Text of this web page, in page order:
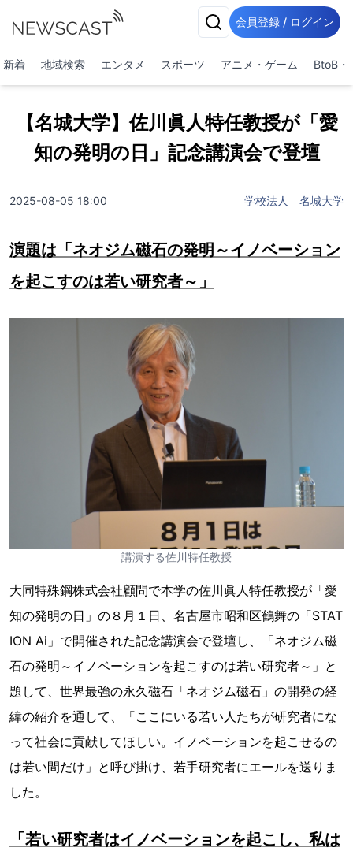
会員登録 / ログイン
新着 地域検索 エンタメ スポーツ アニメ・ゲーム BtoB・
【名城大学】佐川眞人特任教授が「愛
知の発明の日」記念講演会で登壇
2025-08-05 18:00 学校法人 名城大学
演題は「ネオジム磁石の発明～イノベーション
を起こすのは若い研究者～」
講演する佐川特任教授
大同特殊鋼株式会社顧問で本学の佐川眞人特任教授が「愛
知の発明の日」の８月１日、名古屋市昭和区鶴舞の「STAT
ION Ai」で開催された記念講演会で登壇し、「ネオジム磁
石の発明～イノベーションを起こすのは若い研究者～」と
題して、世界最強の永久磁石「ネオジム磁石」の開発の経
緯の紹介を通して、「ここにいる若い人たちが研究者にな
って社会に貢献してほしい。イノベーションを起こせるの
は若い間だけ」と呼び掛け、若手研究者にエールを送りま
した。
「若い研究者はイノベーションを起こし、私は